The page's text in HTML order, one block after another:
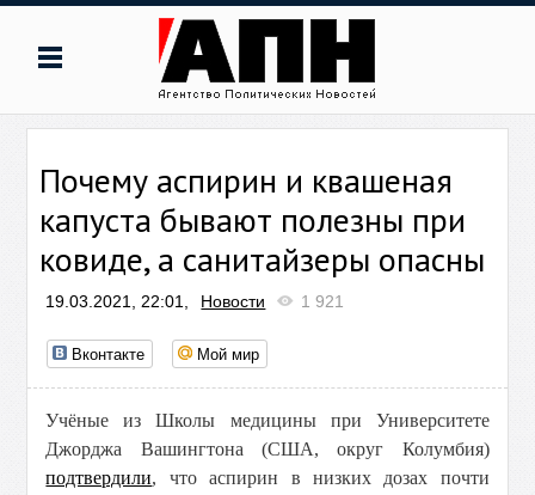
Почему аспирин и квашеная
капуста бывают полезны при
ковиде, а санитайзеры опасны
19.03.2021, 22:01, Новости 1 921
Вконтакте Мой мир
Учёные из Школы медицины при Университете
Джорджа Вашингтона (США, округ Колумбия)
подтвердили, что аспирин в низких дозах почти